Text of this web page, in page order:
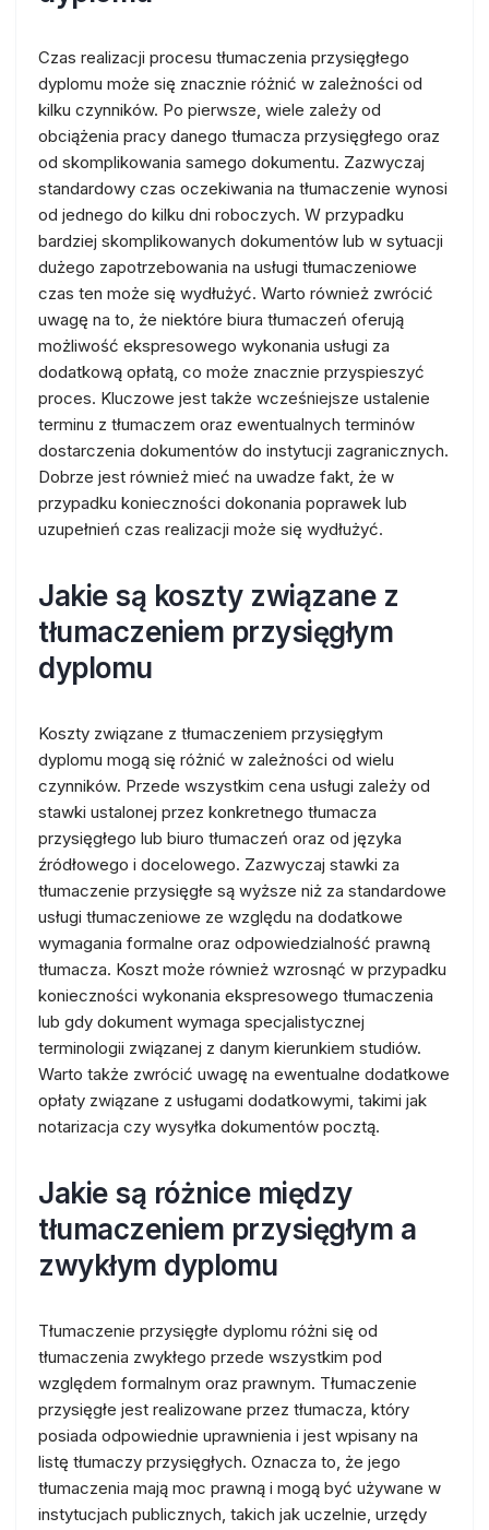
Czas realizacji procesu tłumaczenia przysięgłego
dyplomu może się znacznie różnić w zależności od
kilku czynników. Po pierwsze, wiele zależy od
obciążenia pracy danego tłumacza przysięgłego oraz
od skomplikowania samego dokumentu. Zazwyczaj
standardowy czas oczekiwania na tłumaczenie wynosi
od jednego do kilku dni roboczych. W przypadku
bardziej skomplikowanych dokumentów lub w sytuacji
dużego zapotrzebowania na usługi tłumaczeniowe
czas ten może się wydłużyć. Warto również zwrócić
uwagę na to, że niektóre biura tłumaczeń oferują
możliwość ekspresowego wykonania usługi za
dodatkową opłatą, co może znacznie przyspieszyć
proces. Kluczowe jest także wcześniejsze ustalenie
terminu z tłumaczem oraz ewentualnych terminów
dostarczenia dokumentów do instytucji zagranicznych.
Dobrze jest również mieć na uwadze fakt, że w
przypadku konieczności dokonania poprawek lub
uzupełnień czas realizacji może się wydłużyć.
Jakie są koszty związane z
tłumaczeniem przysięgłym
dyplomu
Koszty związane z tłumaczeniem przysięgłym
dyplomu mogą się różnić w zależności od wielu
czynników. Przede wszystkim cena usługi zależy od
stawki ustalonej przez konkretnego tłumacza
przysięgłego lub biuro tłumaczeń oraz od języka
źródłowego i docelowego. Zazwyczaj stawki za
tłumaczenie przysięgłe są wyższe niż za standardowe
usługi tłumaczeniowe ze względu na dodatkowe
wymagania formalne oraz odpowiedzialność prawną
tłumacza. Koszt może również wzrosnąć w przypadku
konieczności wykonania ekspresowego tłumaczenia
lub gdy dokument wymaga specjalistycznej
terminologii związanej z danym kierunkiem studiów.
Warto także zwrócić uwagę na ewentualne dodatkowe
opłaty związane z usługami dodatkowymi, takimi jak
notarizacja czy wysyłka dokumentów pocztą.
Jakie są różnice między
tłumaczeniem przysięgłym a
zwykłym dyplomu
Tłumaczenie przysięgłe dyplomu różni się od
tłumaczenia zwykłego przede wszystkim pod
względem formalnym oraz prawnym. Tłumaczenie
przysięgłe jest realizowane przez tłumacza, który
posiada odpowiednie uprawnienia i jest wpisany na
listę tłumaczy przysięgłych. Oznacza to, że jego
tłumaczenia mają moc prawną i mogą być używane w
instytucjach publicznych, takich jak uczelnie, urzędy